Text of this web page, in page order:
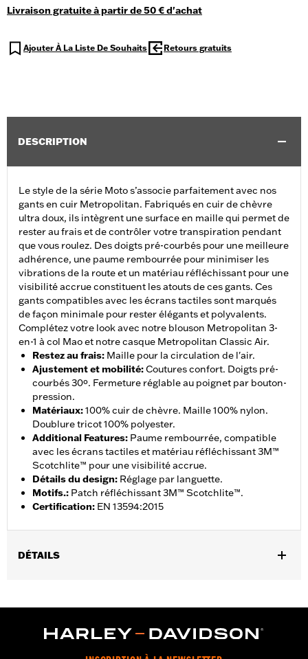
Livraison gratuite à partir de 50 € d'achat
Ajouter À La Liste De Souhaits Retours gratuits
DESCRIPTION
Le style de la série Moto s’associe parfaitement avec nos
gants en cuir Metropolitan. Fabriqués en cuir de chèvre
ultra doux, ils intègrent une surface en maille qui permet de
rester au frais et de contrôler votre transpiration pendant
que vous roulez. Des doigts pré-courbés pour une meilleure
adhérence, une paume rembourrée pour minimiser les
vibrations de la route et un matériau réfléchissant pour une
visibilité accrue constituent les atouts de ces gants. Ces
gants compatibles avec les écrans tactiles sont marqués
de façon minimale pour rester élégants et polyvalents.
Complétez votre look avec notre blouson Metropolitan 3-
en-1 à col Mao et notre casque Metropolitan Classic Air.
Restez au frais: Maille pour la circulation de l'air.
Ajustement et mobilité:Coutures confort. Doigts pré-
courbés 30º. Fermeture réglable au poignet par bouton-
pression.
Matériaux:100% cuir de chèvre. Maille 100% nylon.
Doublure tricot 100% polyester.
Additional Features: Paume rembourrée, compatible
avec les écrans tactiles et matériau réfléchissant 3M™
Scotchlite™ pour une visibilité accrue.
Détails du design: Réglage par languette.
Motifs.: Patch réfléchissant 3M™ Scotchlite™.
Certification: EN 13594:2015
DÉTAILS
Caractéristiques fonctionnelles:Compatible avec les écrans
confortables
Garantie limitée de 2 ans - Rendez-vous sur